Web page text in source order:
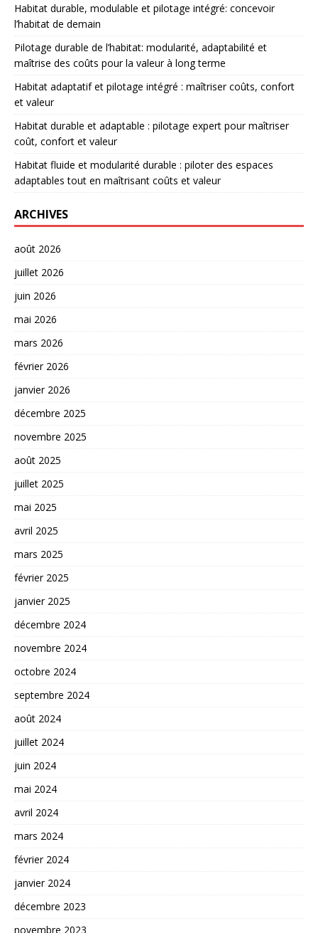
Habitat durable, modulable et pilotage intégré: concevoir
l’habitat de demain
Pilotage durable de l’habitat: modularité, adaptabilité et
maîtrise des coûts pour la valeur à long terme
Habitat adaptatif et pilotage intégré : maîtriser coûts, confort
et valeur
Habitat durable et adaptable : pilotage expert pour maîtriser
coût, confort et valeur
Habitat fluide et modularité durable : piloter des espaces
adaptables tout en maîtrisant coûts et valeur
ARCHIVES
août 2026
juillet 2026
juin 2026
mai 2026
mars 2026
février 2026
janvier 2026
décembre 2025
novembre 2025
août 2025
juillet 2025
mai 2025
avril 2025
mars 2025
février 2025
janvier 2025
décembre 2024
novembre 2024
octobre 2024
septembre 2024
août 2024
juillet 2024
juin 2024
mai 2024
avril 2024
mars 2024
février 2024
janvier 2024
décembre 2023
novembre 2023